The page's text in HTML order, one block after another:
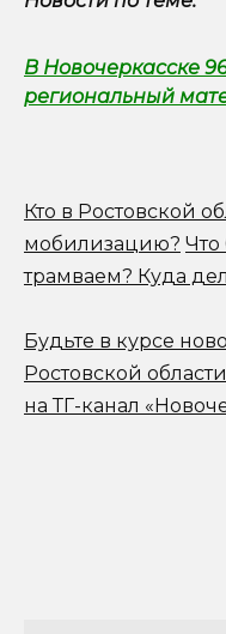
В Новочеркасске
региональный
Кто в Ростовской
мобилизацию? Что
трамваем? Куда
Будьте в курсе
Ростовской
на ТГ-канал